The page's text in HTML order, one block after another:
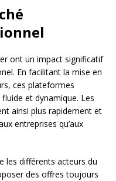
ont un impact significatif
En facilitant la mise en
ces plateformes
et dynamique. Les
ainsi plus rapidement et
entreprises qu’aux
les différents acteurs du
des offres toujours